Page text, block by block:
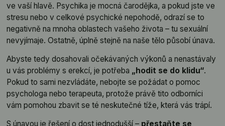
ve vaší hlavě. Psychika je mocná čarodějka, a pokud jste ve
stresu nebo v celkové psychické nepohodě, odrazí se to
negativně na mnoha oblastech vašeho života – tu sexuální
nevyjímaje. Ostatně, úplně stejně na naše tělo působí únava.
Abyste tedy dosahovali očekávaných výkonů a nenastávaly
u vás problémy s erekcí, je potřeba „hodit se do klidu“.
Pokud to sami nezvládáte, nebojte se požádat o pomoc
psychologa nebo terapeuta, protože právě tito odborníci
vám pomohou zbavit se té neskutečné tíže, která vás trápí.
S únavou je řešení o dost jednodušší – přestaňte se